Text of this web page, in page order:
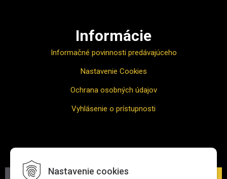
Nastavenie cookies
Informácie
Informačné povinnosti predávajúceho
Nastavenie Cookies
Ochrana osobných údajov
Vyhlásenie o prístupnosti